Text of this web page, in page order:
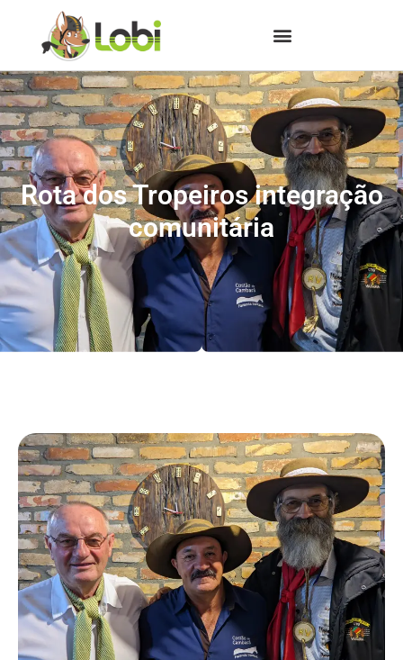
Rota dos Tropeiros integração
comunitária